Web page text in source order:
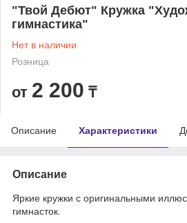
"Твой Дебют" Кружка
гимнастика"
Нет в наличии
Розница
от 2 200 ₸
Описание Характеристики
Описание
Яркие кружки с оригинальными
гимнасток.